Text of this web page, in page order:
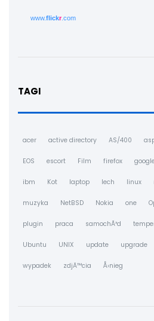
www.flickr.com
TAGI
acer active directory AS/400
EOS escort Film firefox
ibm Kot laptop lech linux
muzyka NetBSD Nokia one
plugin praca samochÃ³d
Ubuntu UNIX update upgrade
wypadek zdjÄ™cia Å›nieg